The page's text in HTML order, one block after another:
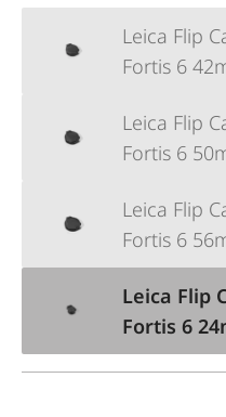
Leica Flip
Fortis 6
Leica Flip
Fortis 6
Leica Flip
Fortis 6
Leica Flip
Fortis 6